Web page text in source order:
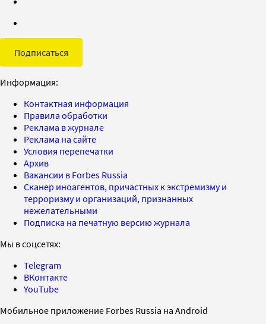
Подписаться
Информация:
Контактная информация
Правила обработки
Реклама в журнале
Реклама на сайте
Условия перепечатки
Архив
Вакансии в Forbes Russia
Сканер иноагентов, причастных к экстремизму и
терроризму и организаций, признанных
нежелательными
Подписка на печатную версию журнала
Мы в соцсетях:
Telegram
ВКонтакте
YouTube
Мобильное приложение Forbes Russia на Android